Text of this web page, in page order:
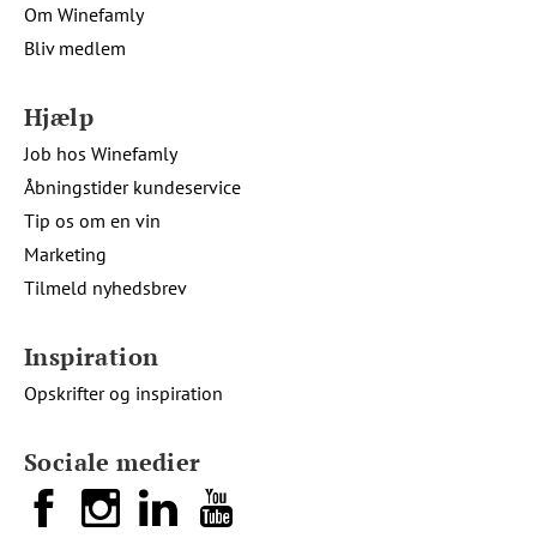
Sociale medier
Om Winefamly
Bliv medlem
Hjælp
Job hos Winefamly
Åbningstider kundeservice
Tip os om en vin
Marketing
Tilmeld nyhedsbrev
Inspiration
Opskrifter og inspiration